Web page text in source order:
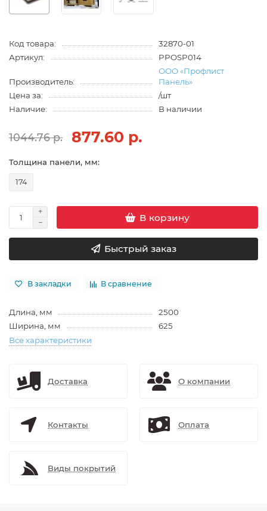
Код товара:
32870-01
Артикул:
PPOSP014
Производитель:
ООО «Профлист
Панель»
Цена за:
/шт
Наличие:
В наличии
1044.76 р. 877.60 р.
Толщина панели, мм:
174
В корзину
Быстрый заказ
В закладки В сравнение
Длина, мм
2500
Ширина, мм
625
Все характеристики
Доставка О компании
Контакты Оплата
Виды покрытий